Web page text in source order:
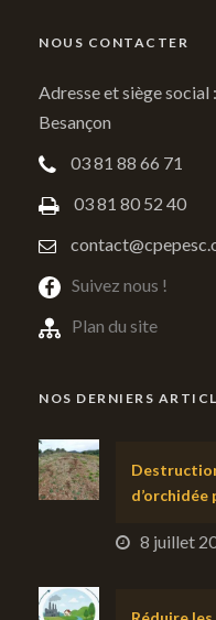
NOUS CONTACTER
Adresse et siège
Besançon
03 81 88 66 71
03 81 80 52 40
Suivez nous !
Plan du site
NOS DERNIERS
8 juillet